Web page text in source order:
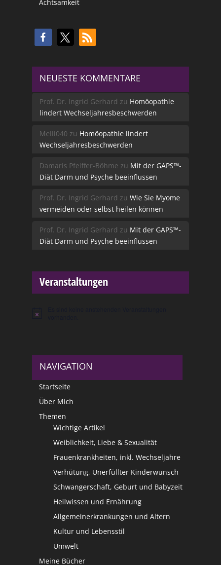
Achtsamkeit
NEUESTE KOMMENTARE
Prof. Dr. Ingrid Gerhard zu Homöopathie
lindert Wechseljahresbeschwerden
Melli040 zu Homöopathie lindert
Wechseljahresbeschwerden
Damaris Pfeiffer-Böhme zu Mit der GAPS™-
Diät Darm und Psyche beeinflussen
Prof. Dr. Ingrid Gerhard zu Wie Sie Myome
vermeiden oder selbst heilen können
Prof. Dr. Ingrid Gerhard zu Mit der GAPS™-
Diät Darm und Psyche beeinflussen
Veranstaltungen
Hinweis
NAVIGATION
Startseite
Über Mich
Themen
Wichtige Artikel
Weiblichkeit, Liebe & Sexualität
Frauenkrankheiten, inkl. Wechseljahre
Verhütung, Unerfüllter Kinderwunsch
Schwangerschaft, Geburt und Babyzeit
Heilwissen und Ernährung
Allgemeinerkrankungen und Altern
Kultur und Lebensstil
Umwelt
Meine Bücher